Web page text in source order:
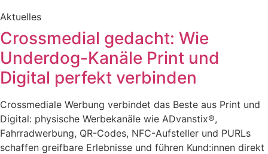
Aktuelles
Crossmedial gedacht: Wie
Underdog-Kanäle Print und
Digital perfekt verbinden
Crossmediale Werbung verbindet das Beste aus Print und
Digital: physische Werbekanäle wie ADvanstix®,
Fahrradwerbung, QR-Codes, NFC-Aufsteller und PURLs
schaffen greifbare Erlebnisse und führen Kund:innen direkt